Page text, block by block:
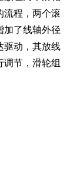
流程，两个滚
加了线轴外径
驱动，其放线
调节，滑轮组